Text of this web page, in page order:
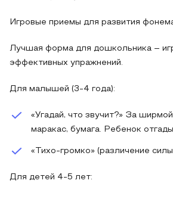
Игровые приемы для развития
Лучшая форма для дошкольника –
эффективных упражнений.
Для малышей (3-4 года):
«Угадай, что звучит?» За
маракас, бумага. Ребенок
«Тихо-громко» (различение силы
Для детей 4-5 лет: